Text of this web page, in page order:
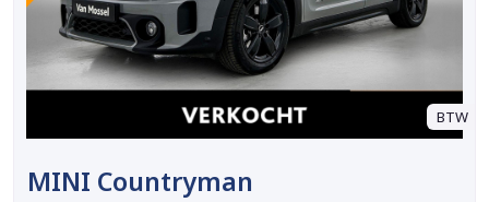
BTW
MINI Countryman